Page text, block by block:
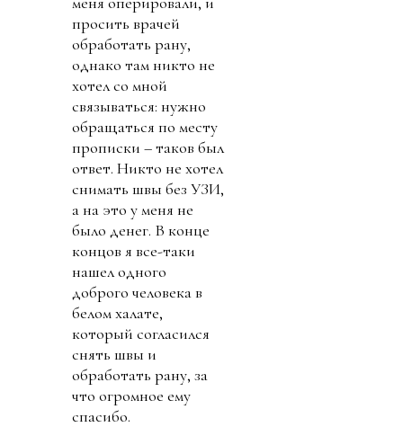
просить врачей
обработать рану,
однако там никто не
хотел со мной
связываться: нужно
обращаться по месту
прописки – таков был
ответ. Никто не хотел
снимать швы без УЗИ,
а на это у меня не
было денег. В конце
концов я все-таки
нашел одного
доброго человека в
белом халате,
который согласился
снять швы и
обработать рану, за
что огромное ему
спасибо.